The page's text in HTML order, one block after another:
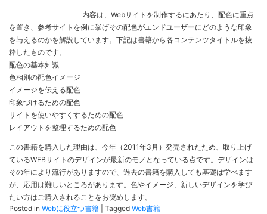
内容は、Webサイトを制作するにあたり、配色に重点
を置き、参考サイトを例に挙げその配色がエンドユーザーにどのような印象
を与えるのかを解説しています。下記は書籍から各コンテンツタイトルを抜
粋したものです。
配色の基本知識
色相別の配色イメージ
イメージを伝える配色
印象づけるための配色
サイトを使いやすくするための配色
レイアウトを整理するための配色
この書籍を購入した理由は、今年（2011年3月）発売されたため、取り上げ
ているWEBサイトのデザインが最新のモノとなっている点です。デザインは
その年により流行がありますので、過去の書籍を購入しても基礎は学べます
が、応用は難しいところがあります。色やイメージ、新しいデザインを学び
たい方はご購入されることをお奨めします。
Posted in Webに役立つ書籍 Tagged Web書籍